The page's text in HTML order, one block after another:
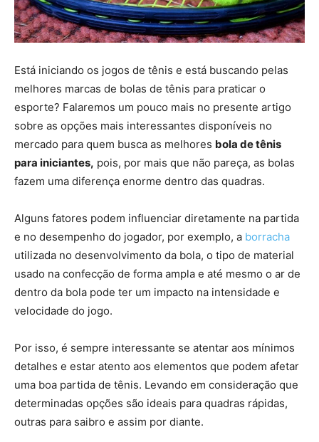
Está iniciando os jogos de tênis e está buscando pelas
melhores marcas de bolas de tênis para praticar o
esporte? Falaremos um pouco mais no presente artigo
sobre as opções mais interessantes disponíveis no
mercado para quem busca as melhores bola de tênis
para iniciantes, pois, por mais que não pareça, as bolas
fazem uma diferença enorme dentro das quadras.
Alguns fatores podem influenciar diretamente na partida
e no desempenho do jogador, por exemplo, a borracha
utilizada no desenvolvimento da bola, o tipo de material
usado na confecção de forma ampla e até mesmo o ar de
dentro da bola pode ter um impacto na intensidade e
velocidade do jogo.
Por isso, é sempre interessante se atentar aos mínimos
detalhes e estar atento aos elementos que podem afetar
uma boa partida de tênis. Levando em consideração que
determinadas opções são ideais para quadras rápidas,
outras para saibro e assim por diante.